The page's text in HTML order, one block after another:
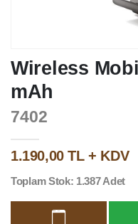
Wireless
mAh
7402
1.190,00 TL + KDV
Toplam Stok: 1.387 Adet